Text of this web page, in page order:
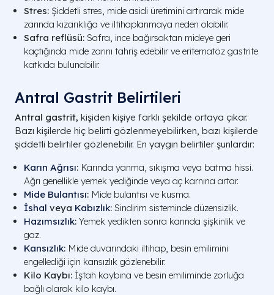
Stres: Şiddetli stres, mide asidi üretimini artırarak mide
zarında kızarıklığa ve iltihaplanmaya neden olabilir.
Safra reflüsü: Safra, ince bağırsaktan mideye geri
kaçtığında mide zarını tahriş edebilir ve eritematöz gastrite
katkıda bulunabilir.
Antral Gastrit Belirtileri
Antral gastrit, kişiden kişiye farklı şekilde ortaya çıkar.
Bazı kişilerde hiç belirti gözlenmeyebilirken, bazı kişilerde
şiddetli belirtiler gözlenebilir. En yaygın belirtiler şunlardır:
Karın Ağrısı: Karında yanma, sıkışma veya batma hissi.
Ağrı genellikle yemek yediğinde veya aç karnına artar.
Mide Bulantısı: Mide bulantısı ve kusma.
İshal veya Kabızlık: Sindirim sisteminde düzensizlik.
Hazımsızlık: Yemek yedikten sonra karında şişkinlik ve
gaz.
Kansızlık: Mide duvarındaki iltihap, besin emilimini
engellediği için kansızlık gözlenebilir.
Kilo Kaybı: İştah kaybına ve besin emiliminde zorluğa
bağlı olarak kilo kaybı.